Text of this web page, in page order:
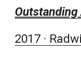
2017 ·